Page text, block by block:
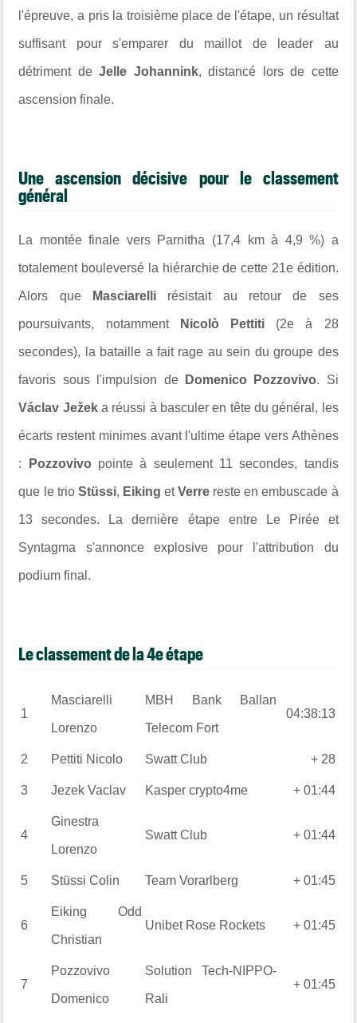
l'épreuve, a pris la troisième place de l'étape, un résultat
suffisant pour s'emparer du maillot de leader au
détriment deJelle Johannink, distancé lors de cette
ascension finale.
Une ascension décisive pour le classement
général
La montée finale vers Parnitha (17,4 km à 4,9 %) a
totalement bouleversé la hiérarchie de cette 21e édition.
Alors que Masciarelli résistait au retour de ses
poursuivants, notamment Nicolò Pettiti (2e à 28
secondes), la bataille a fait rage au sein du groupe des
favoris sous l'impulsion de Domenico Pozzovivo. Si
Václav Ježeka réussi à basculer en tête du général, les
écarts restent minimes avant l'ultime étape vers Athènes
: Pozzovivo pointe à seulement 11 secondes, tandis
que le trio Stüssi, EikingetVerre reste en embuscade à
13 secondes. La dernière étape entre Le Pirée et
Syntagma s'annonce explosive pour l'attribution du
podium final.
Le classement de la 4e étape
1
Masciarelli
Lorenzo
MBH Bank Ballan
Telecom Fort
04:38:13
2 Pettiti Nicolo Swatt Club + 28
3 Jezek Vaclav Kasper crypto4me + 01:44
4
Ginestra
Lorenzo
Swatt Club + 01:44
5 Stüssi Colin Team Vorarlberg + 01:45
6
Eiking Odd
Christian
Unibet Rose Rockets + 01:45
7
Pozzovivo
Domenico
Solution Tech-NIPPO-
Rali
+ 01:45